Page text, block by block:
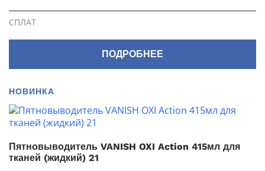
СПЛАТ
ПОДРОБНЕЕ
НОВИНКА
Пятновыводитель VANISH OXI Action 415мл для
тканей (жидкий) 21